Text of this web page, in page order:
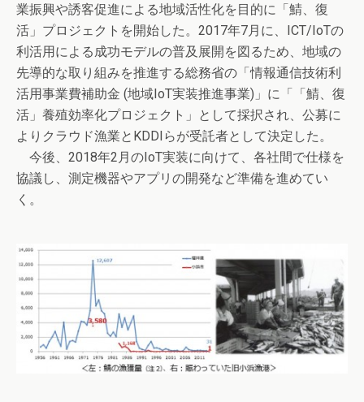
業振興や誘客促進による地域活性化を目的に「鯖、復
活」プロジェクトを開始した。2017年7月に、ICT/IoTの
利活用による成功モデルの普及展開を図るため、地域の
先導的な取り組みを推進する総務省の「情報通信技術利
活用事業費補助金 (地域IoT実装推進事業)」に「「鯖、復
活」養殖効率化プロジェクト」として採択され、公募に
よりクラウド漁業とKDDIらが受託者として決定した。
今後、2018年2月のIoT実装に向けて、各社間で仕様を
協議し、測定機器やアプリの開発など準備を進めてい
く。